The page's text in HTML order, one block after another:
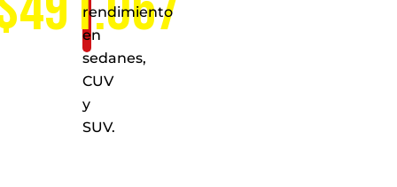
rendimiento
en
sedanes,
CUV
y
SUV.